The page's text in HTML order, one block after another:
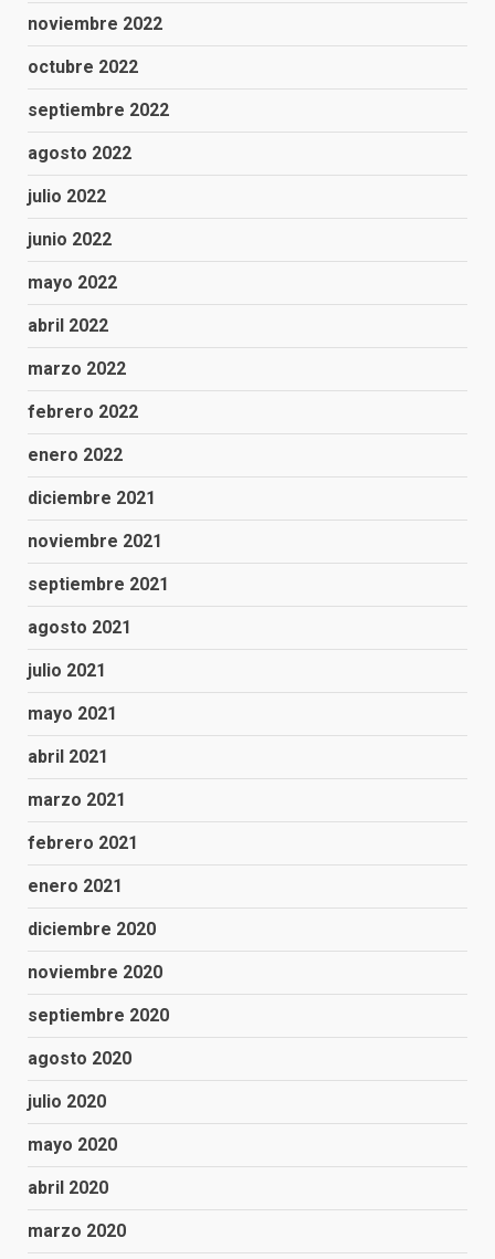
noviembre 2022
octubre 2022
septiembre 2022
agosto 2022
julio 2022
junio 2022
mayo 2022
abril 2022
marzo 2022
febrero 2022
enero 2022
diciembre 2021
noviembre 2021
septiembre 2021
agosto 2021
julio 2021
mayo 2021
abril 2021
marzo 2021
febrero 2021
enero 2021
diciembre 2020
noviembre 2020
septiembre 2020
agosto 2020
julio 2020
mayo 2020
abril 2020
marzo 2020